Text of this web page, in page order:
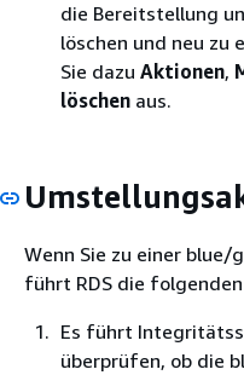
die Bereitstellung
löschen und neu zu
Sie dazu Aktionen,
löschen aus.
Wenn Sie zu einer blue/
führt RDS die
Es führt
überprüfen, ob die